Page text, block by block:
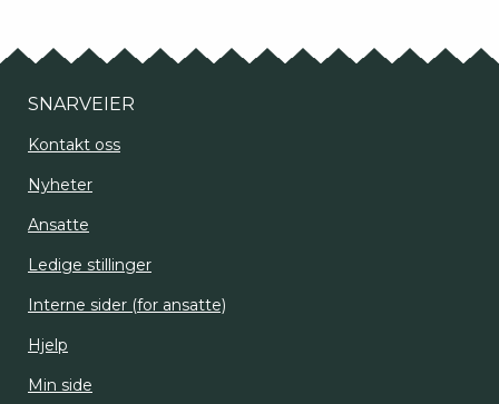
SNARVEIER
Kontakt oss
Nyheter
Ansatte
Ledige stillinger
Interne sider (for ansatte)
Hjelp
Min side